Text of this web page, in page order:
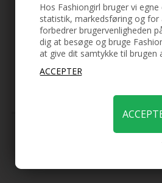
Hos Fashiongirl bruger vi
statistik, markedsføring og
forbedrer brugervenligheden
dig at besøge og bruge
at give dit samtykke til brugen
Hot Fusion Extensions - 50 cm -
Postkasserød
499,00DKK